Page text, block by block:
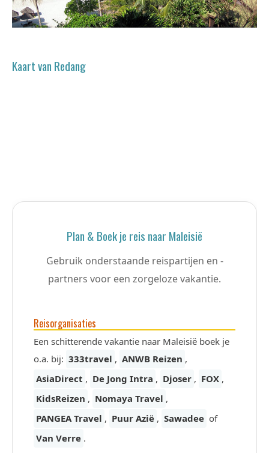
Kaart van Redang
Plan & Boek je reis naar Maleisië
Gebruik onderstaande reispartijen en -
partners voor een zorgeloze vakantie.
Reisorganisaties
Een schitterende vakantie naar Maleisië boek je
o.a. bij: 333travel , ANWB Reizen ,
AsiaDirect , De Jong Intra , Djoser , FOX ,
KidsReizen , Nomaya Travel ,
PANGEA Travel , Puur Azië , Sawadee of
Van Verre .